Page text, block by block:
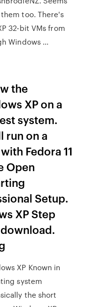
too. There's
32-bit VMs from
Windows …
the
XP on a
system.
run on a
Fedora 11
Open
Setup.
XP Step
XP Known in
system
the short